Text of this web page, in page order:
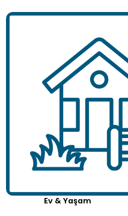
Ev & Yaşam